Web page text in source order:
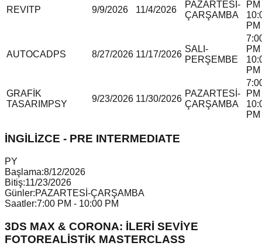
REVITP 9/9/2026 11/4/2026
PAZARTESİ-
ÇARŞAMBA
PM
PM
AUTOCADPS 8/27/2026 11/17/2026
SALI-
PERŞEMBE
PM
PM
GRAFİK
TASARIM PSY
9/23/2026 11/30/2026
PAZARTESİ-
ÇARŞAMBA
PM
PM
İNGİLİZCE - PRE INTERMEDIATE
PY
Başlama:8/12/2026
Bitiş:11/23/2026
Günler:PAZARTESİ-ÇARŞAMBA
Saatler:7:00 PM - 10:00 PM
3DS MAX & CORONA: İLERİ SEVİYE
FOTOREALİSTİK MASTERCLASS